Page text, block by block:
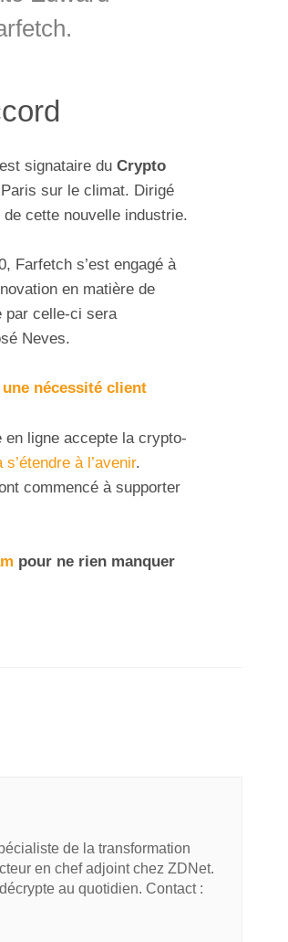
signataire du Crypto
sur le climat. Dirigé
cette nouvelle industrie.
Farfetch s’est engagé à
en matière de
par celle-ci sera
Neves.
nécessité client
en ligne accepte la crypto-
à l’avenir.
commencé à supporter
pour ne rien manquer
de la transformation
en chef adjoint chez ZDNet.
au quotidien. Contact :